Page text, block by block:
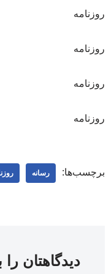
روزنامه
روزنامه
روزنامه
روزنامه
برچسب‌ها: رسانه
دیدگاهتان را